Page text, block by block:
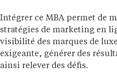
Intégrer ce MBA permet de
stratégies de marketing en
visibilité des marques de
exigeante, générer des
ainsi relever des défis.